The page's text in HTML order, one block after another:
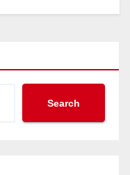
Search